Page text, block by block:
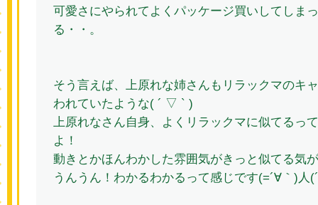
可愛さにやられてよくパッケージ買いしてしま
る・・。
そう言えば、上原れな姉さんもリラックマのキ
われていたような( ´ ▽ ` )
上原れなさん自身、よくリラックマに似てるっ
よ！
動きとかほんわかした雰囲気がきっと似てる気
うんうん！わかるわかるって感じです(=´∀｀)